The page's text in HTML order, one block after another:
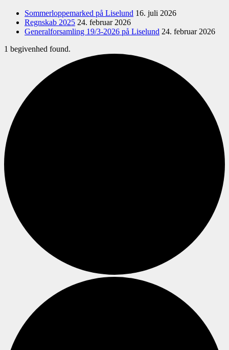
Sommerloppemarked på Liselund 16. juli 2026
Regnskab 2025 24. februar 2026
Generalforsamling 19/3-2026 på Liselund 24. februar 2026
1 begivenhed found.